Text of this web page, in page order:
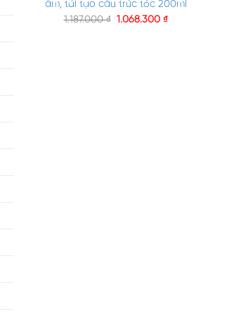
ẩm, tái tạo cấu trúc tóc 200ml
1.187.000₫ 1.068.300 ₫